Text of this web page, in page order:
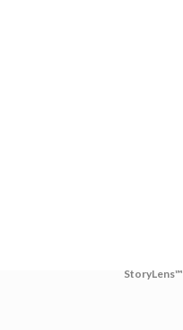
StoryLens™